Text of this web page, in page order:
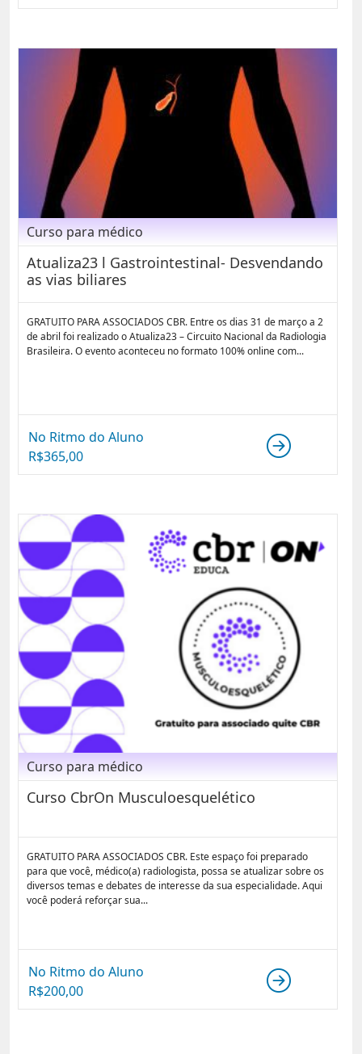
Curso para médico
Atualiza23 l Gastrointestinal- Desvendando
as vias biliares
GRATUITO PARA ASSOCIADOS CBR. Entre os dias 31 de março a 2
de abril foi realizado o Atualiza23 – Circuito Nacional da Radiologia
Brasileira. O evento aconteceu no formato 100% online com...
No Ritmo do Aluno
R$365,00
Curso para médico
Curso CbrOn Musculoesquelético
GRATUITO PARA ASSOCIADOS CBR. Este espaço foi preparado
para que você, médico(a) radiologista, possa se atualizar sobre os
diversos temas e debates de interesse da sua especialidade. Aqui
você poderá reforçar sua...
No Ritmo do Aluno
R$200,00